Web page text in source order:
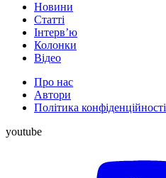
Новини
Статті
Інтерв’ю
Колонки
Відео
Про нас
Автори
Політика конфіденційності
youtube